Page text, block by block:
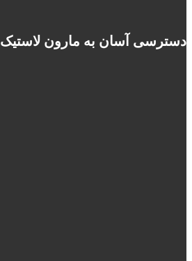
دسترسی آسان به مارون لاستیک